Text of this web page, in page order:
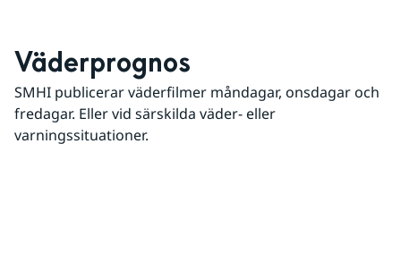
Väderprognos
SMHI publicerar väderfilmer måndagar, onsdagar och
fredagar. Eller vid särskilda väder- eller
varningssituationer.